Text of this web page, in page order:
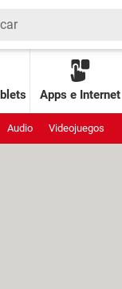
Apps e Internet
Audio Videojuegos